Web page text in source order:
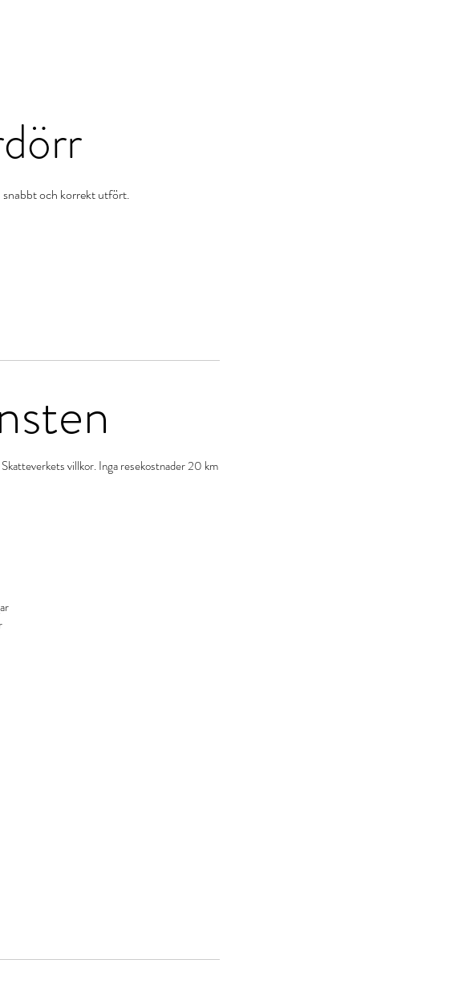
och korrekt utfört.
villkor. Inga resekostnader 20 km